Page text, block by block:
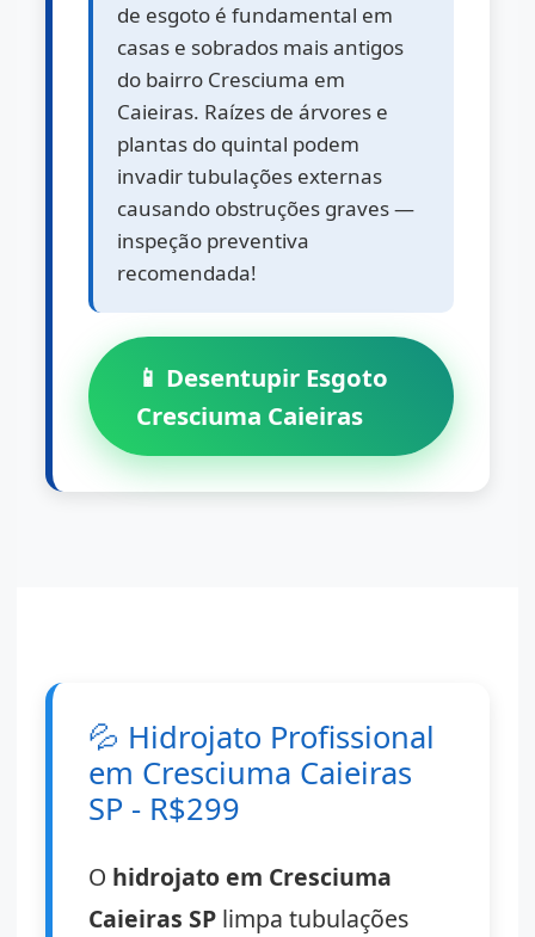
de esgoto é fundamental em
casas e sobrados mais antigos
do bairro Cresciuma em
Caieiras. Raízes de árvores e
plantas do quintal podem
invadir tubulações externas
causando obstruções graves —
inspeção preventiva
recomendada!
📱 Desentupir Esgoto
Cresciuma Caieiras
💦 Hidrojato Profissional
em Cresciuma Caieiras
SP - R$299
O hidrojato em Cresciuma
Caieiras SP limpa tubulações